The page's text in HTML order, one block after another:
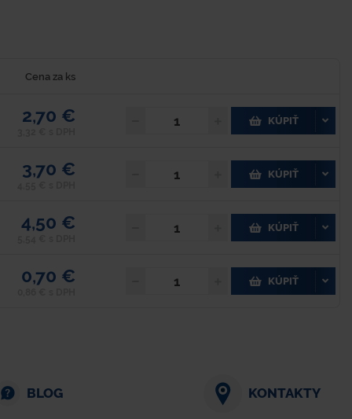
Cena za ks
2,70 € KÚPIŤ
3,70 € KÚPIŤ
4,50 € KÚPIŤ
0,70 € KÚPIŤ
BLOG KONTAKTY